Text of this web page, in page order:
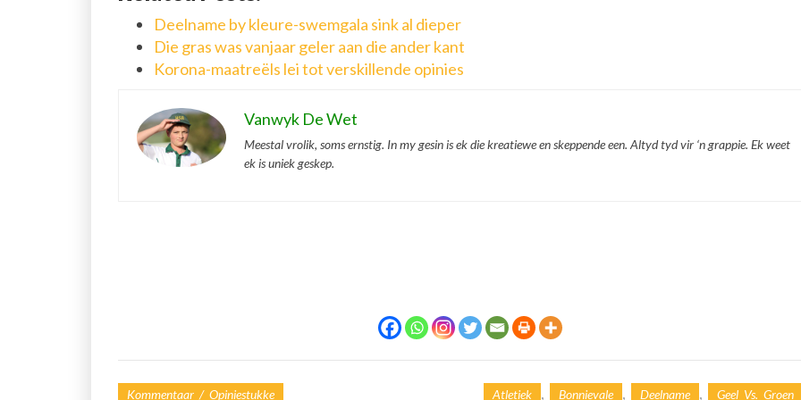
Deelname by kleure-swemgala sink al dieper
Die gras was vanjaar geler aan die ander kant
Korona-maatreëls lei tot verskillende opinies
Vanwyk De Wet
Meestal vrolik, soms ernstig. In my gesin is ek die kreatiewe en skeppende een. Altyd tyd vir ‘n grappie. Ek weet
ek is uniek geskep.
Kommentaar / Opiniestukke Atletiek , Bonnievale , Deelname , Geel Vs. Groen